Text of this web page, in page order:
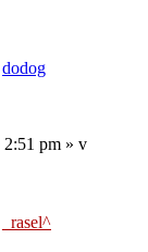
dodog
2:51 pm » v
_rasel^